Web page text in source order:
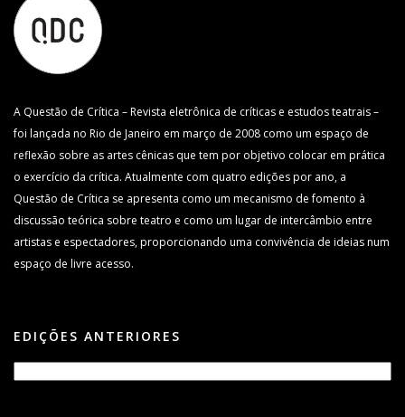
A Questão de Crítica – Revista eletrônica de críticas e estudos teatrais –
foi lançada no Rio de Janeiro em março de 2008 como um espaço de
reflexão sobre as artes cênicas que tem por objetivo colocar em prática
o exercício da crítica. Atualmente com quatro edições por ano, a
Questão de Crítica se apresenta como um mecanismo de fomento à
discussão teórica sobre teatro e como um lugar de intercâmbio entre
artistas e espectadores, proporcionando uma convivência de ideias num
espaço de livre acesso.
EDIÇÕES ANTERIORES